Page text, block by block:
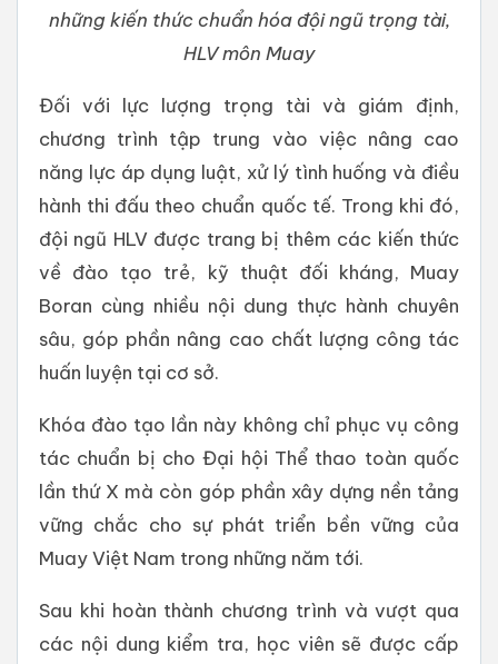
những kiến thức chuẩn hóa đội ngũ trọng tài,
HLV môn Muay
Đối với lực lượng trọng tài và giám định,
chương trình tập trung vào việc nâng cao
năng lực áp dụng luật, xử lý tình huống và điều
hành thi đấu theo chuẩn quốc tế. Trong khi đó,
đội ngũ HLV được trang bị thêm các kiến thức
về đào tạo trẻ, kỹ thuật đối kháng, Muay
Boran cùng nhiều nội dung thực hành chuyên
sâu, góp phần nâng cao chất lượng công tác
huấn luyện tại cơ sở.
Khóa đào tạo lần này không chỉ phục vụ công
tác chuẩn bị cho Đại hội Thể thao toàn quốc
lần thứ X mà còn góp phần xây dựng nền tảng
vững chắc cho sự phát triển bền vững của
Muay Việt Nam trong những năm tới.
Sau khi hoàn thành chương trình và vượt qua
các nội dung kiểm tra, học viên sẽ được cấp